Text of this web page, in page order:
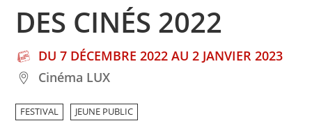
DES CINÉS 2022
DU 7 DÉCEMBRE 2022 AU 2 JANVIER 2023
Cinéma LUX
FESTIVAL JEUNE PUBLIC